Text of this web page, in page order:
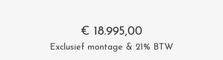
€ 18.995,00
Exclusief montage & 21% BTW